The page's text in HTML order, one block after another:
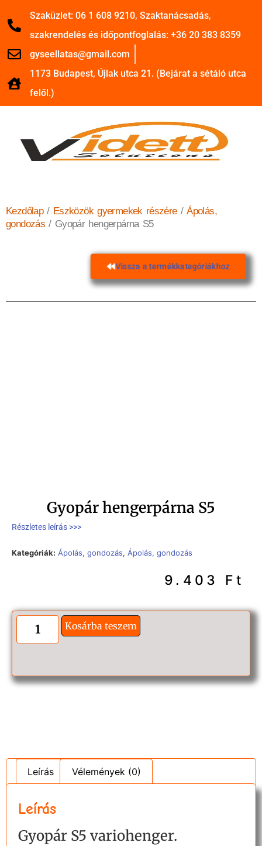
Szaküzlet: 06 1 608 9210, Szaktanácsadás,
szakrendelés és időpontfoglalás: +36 20 383 8359
gyseellatas@gmail.com
1173 Budapest, Újlak utca 21. (Bejárat a sétáló utca
felől.)
Kezdőlap/ Eszközök gyermekek részére/Ápolás,
gondozás / Gyopár hengerpárna S5
Vissza a termékkategóriákhoz
Gyopár hengerpárna S5
Részletes leírás >>>
Kategóriák: Ápolás, gondozás, Ápolás, gondozás
9.403 Ft
Kosárba teszem
Leírás Vélemények (0)
Leírás
Gyopár S5 variohenger.